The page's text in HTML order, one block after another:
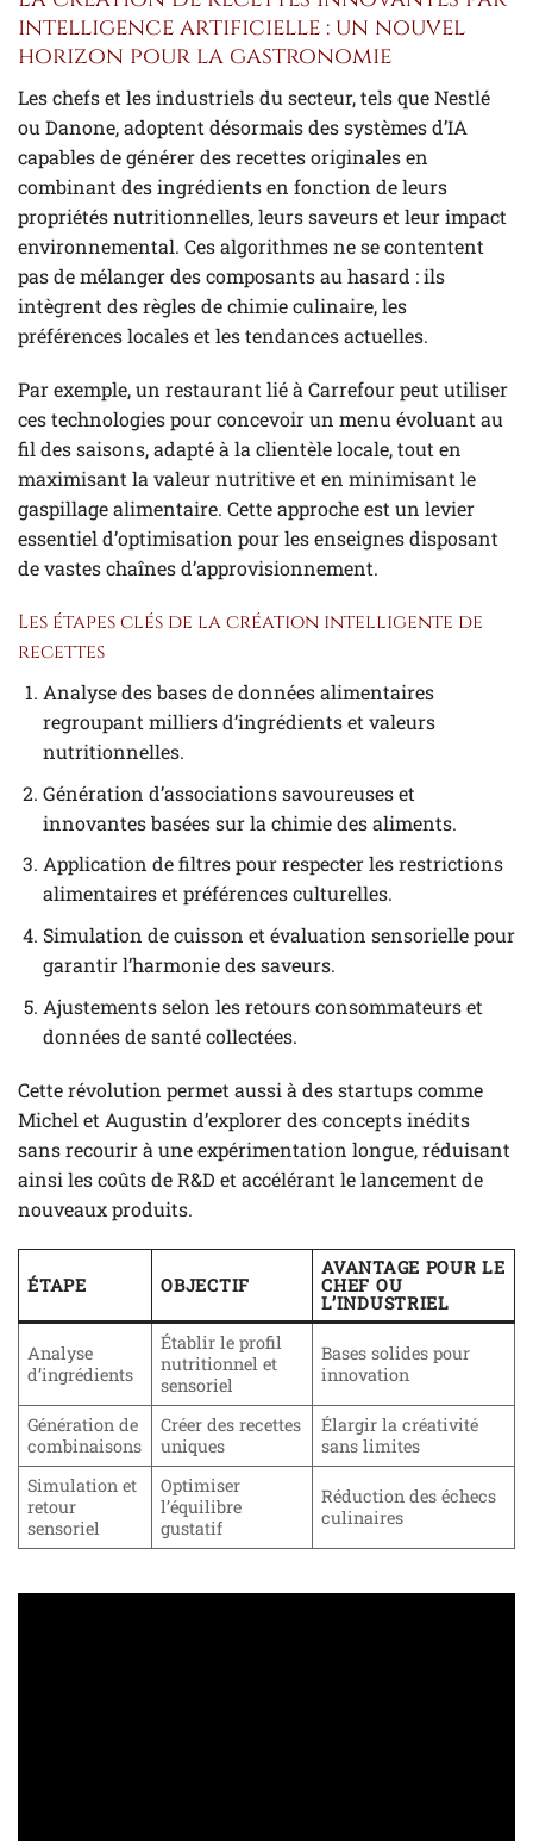
intelligence artificielle : un nouvel
horizon pour la gastronomie
Les chefs et les industriels du secteur, tels que Nestlé
ou Danone, adoptent désormais des systèmes d’IA
capables de générer des recettes originales en
combinant des ingrédients en fonction de leurs
propriétés nutritionnelles, leurs saveurs et leur impact
environnemental. Ces algorithmes ne se contentent
pas de mélanger des composants au hasard : ils
intègrent des règles de chimie culinaire, les
préférences locales et les tendances actuelles.
Par exemple, un restaurant lié à Carrefour peut utiliser
ces technologies pour concevoir un menu évoluant au
fil des saisons, adapté à la clientèle locale, tout en
maximisant la valeur nutritive et en minimisant le
gaspillage alimentaire. Cette approche est un levier
essentiel d’optimisation pour les enseignes disposant
de vastes chaînes d’approvisionnement.
Les étapes clés de la création intelligente de
recettes
Analyse des bases de données alimentaires
regroupant milliers d’ingrédients et valeurs
nutritionnelles.
Génération d’associations savoureuses et
innovantes basées sur la chimie des aliments.
Application de filtres pour respecter les restrictions
alimentaires et préférences culturelles.
Simulation de cuisson et évaluation sensorielle pour
garantir l’harmonie des saveurs.
Ajustements selon les retours consommateurs et
données de santé collectées.
Cette révolution permet aussi à des startups comme
Michel et Augustin d’explorer des concepts inédits
sans recourir à une expérimentation longue, réduisant
ainsi les coûts de R&D et accélérant le lancement de
nouveaux produits.
ÉTAPE OBJECTIF
AVANTAGE POUR LE
CHEF OU
L’INDUSTRIEL
Analyse
d’ingrédients
Établir le profil
nutritionnel et
sensoriel
Bases solides pour
innovation
Génération de
combinaisons
Créer des recettes
uniques
Élargir la créativité
sans limites
Simulation et
retour
sensoriel
Optimiser
l’équilibre
gustatif
Réduction des échecs
culinaires